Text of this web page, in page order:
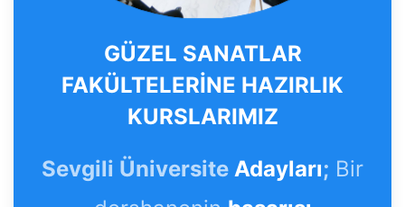
GÜZEL SANATLAR
FAKÜLTELERİNE HAZIRLIK
KURSLARIMIZ
Sevgili Üniversite Adayları; Bir